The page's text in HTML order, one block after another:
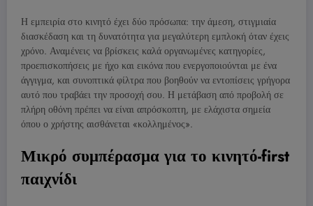
Η εμπειρία στο κινητό έχει δύο πρόσωπα: την άμεση, στιγμιαία
διασκέδαση και τη δυνατότητα για μεγαλύτερη εμπλοκή όταν έχεις
χρόνο. Αναμένεις να βρίσκεις καλά οργανωμένες κατηγορίες,
προεπισκοπήσεις με ήχο και εικόνα που ενεργοποιούνται με ένα
άγγιγμα, και συνοπτικά φίλτρα που βοηθούν να εντοπίσεις γρήγορα
αυτό που τραβάει την προσοχή σου. Η μετάβαση από προβολή σε
πλήρη οθόνη πρέπει να είναι απρόσκοπτη, με ελάχιστα σημεία
όπου ο χρήστης αισθάνεται «κολλημένος».
Μικρό συμπέρασμα για το κινητό-first
παιχνίδι